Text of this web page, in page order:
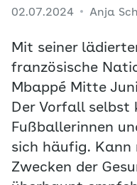
02.07.2024 Anja
Mit seiner
französische
Mbappé Mitte
Der Vorfall selbst
Fußballerinnen
sich häufig. Kann
Zwecken der